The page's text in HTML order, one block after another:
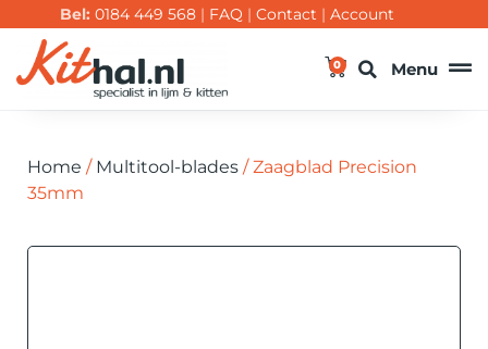
Bel: 0184 449 568 | FAQ | Contact | Account
0 Menu
Home / Multitool-blades / Zaagblad Precision
35mm